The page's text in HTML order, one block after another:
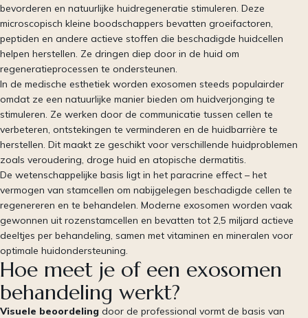
bevorderen en natuurlijke huidregeneratie stimuleren. Deze
microscopisch kleine boodschappers bevatten groeifactoren,
peptiden en andere actieve stoffen die beschadigde huidcellen
helpen herstellen. Ze dringen diep door in de huid om
regeneratieprocessen te ondersteunen.
In de medische esthetiek worden exosomen steeds populairder
omdat ze een natuurlijke manier bieden om huidverjonging te
stimuleren. Ze werken door de communicatie tussen cellen te
verbeteren, ontstekingen te verminderen en de huidbarrière te
herstellen. Dit maakt ze geschikt voor verschillende huidproblemen
zoals veroudering, droge huid en atopische dermatitis.
De wetenschappelijke basis ligt in het paracrine effect – het
vermogen van stamcellen om nabijgelegen beschadigde cellen te
regenereren en te behandelen. Moderne exosomen worden vaak
gewonnen uit rozenstamcellen en bevatten tot 2,5 miljard actieve
deeltjes per behandeling, samen met vitaminen en mineralen voor
optimale huidondersteuning.
Hoe meet je of een exosomen
behandeling werkt?
Visuele beoordeling door de professional vormt de basis van